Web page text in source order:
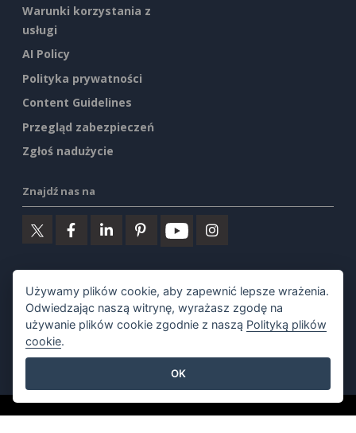
Warunki korzystania z
usługi
AI Policy
Polityka prywatności
Content Guidelines
Przegląd zabezpieczeń
Zgłoś nadużycie
Znajdź nas na
Polecane produkty
Visual Paradigm Online
Visual Paradigm Desktop
©2026 by Visual Paradigm. Wszelkie prawa zastrzeżone.
Używamy plików cookie, aby zapewnić lepsze wrażenia.
Odwiedzając naszą witrynę, wyrażasz zgodę na
używanie plików cookie zgodnie z naszą Polityką plików
cookie.
OK